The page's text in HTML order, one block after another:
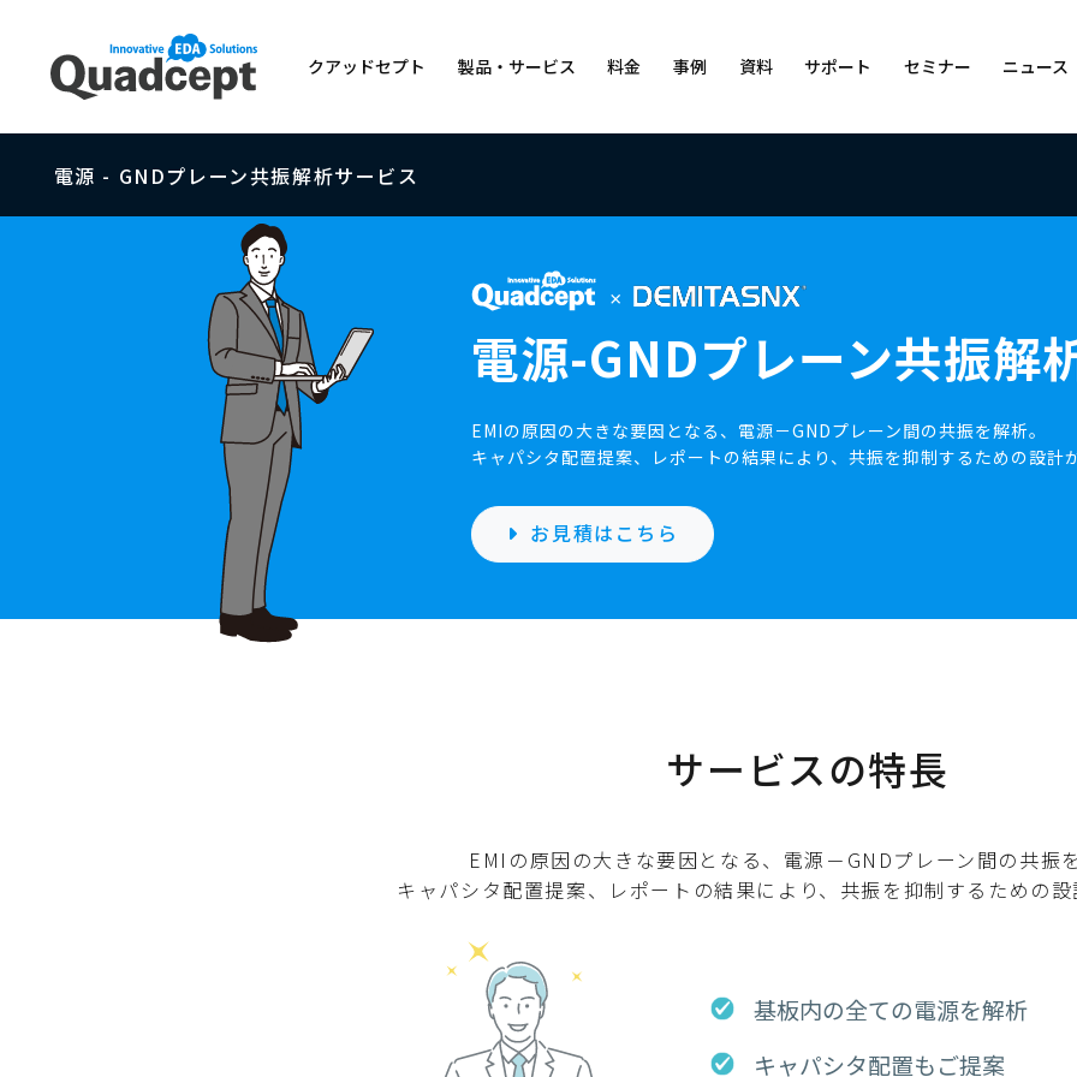
クアッドセプト
クラウド電子CAD「Quadcept」 の開発企業情報
コンセプト 会社概要 採用情報 パートナー
製品・サービス
Product /
Service
[ 電子CADソフト ]
製品・サービス概要 Quadceptの特長 回路図設計CAD
[ ものづくりDXプラットフォーム ]
Quadcept Force（ 部品・部品表・設計図面をクラウドで一元管理 ）
Elefab™（設計・製造・実装） 部品ライブラリ無償提供
LTspice®連携 DEMITASNX®連携
料金
CADのライセンスの価格表・割引制度、およびお支払い方法
料金体系 購入・支払方法 トレーニング 各種支援サ
事例 資料 サポート
ヘルプセンター
セミナー ニュース
電源 - GNDプレーン共振解析サービス
電源-GNDプレーン共振解
EMIの原因の大きな要因となる、電源－GNDプレーン間の共振を解析。
キャパシタ配置提案、レポートの結果により、共振を抑制するための設計
お見積はこちら
サービスの特長
EMIの原因の大きな要因となる、電源－GNDプレーン間の共振を
キャパシタ配置提案、レポートの結果により、共振を抑制するための設
基板内の全ての電源を解析
キャパシタ配置もご提案